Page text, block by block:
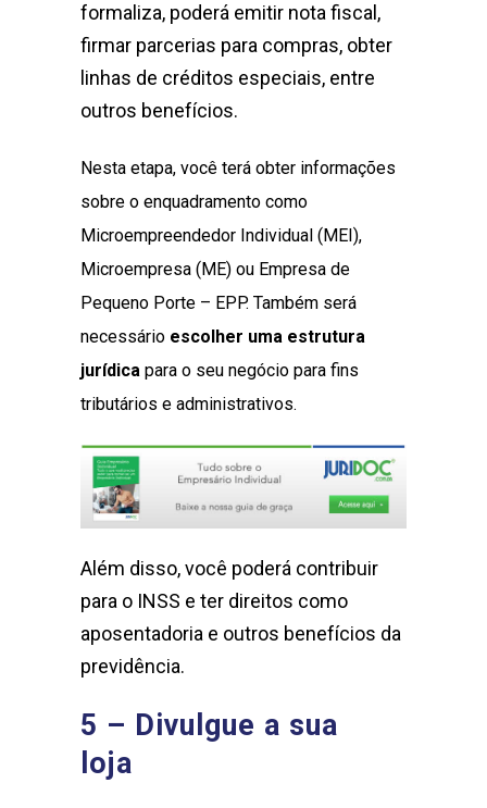
formaliza, poderá emitir nota fiscal,
firmar parcerias para compras, obter
linhas de créditos especiais, entre
outros benefícios.
Nesta etapa, você terá obter informações
sobre o enquadramento como
Microempreendedor Individual (MEI),
Microempresa (ME) ou Empresa de
Pequeno Porte – EPP. Também será
necessário escolher uma estrutura
jurídica para o seu negócio para fins
tributários e administrativos.
Além disso, você poderá contribuir
para o INSS e ter direitos como
aposentadoria e outros benefícios da
previdência.
5 – Divulgue a sua
loja